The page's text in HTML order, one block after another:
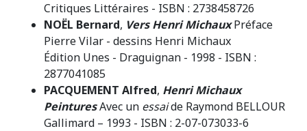
Critiques Littéraires - ISBN : 2738458726
NOËL Bernard, Vers Henri MichauxPréface
Pierre Vilar - dessins Henri Michaux
Édition Unes - Draguignan - 1998 - ISBN :
2877041085
PACQUEMENT Alfred, Henri Michaux
PeinturesAvec un essaide Raymond BELLOUR
Gallimard – 1993 - ISBN : 2-07-073033-6